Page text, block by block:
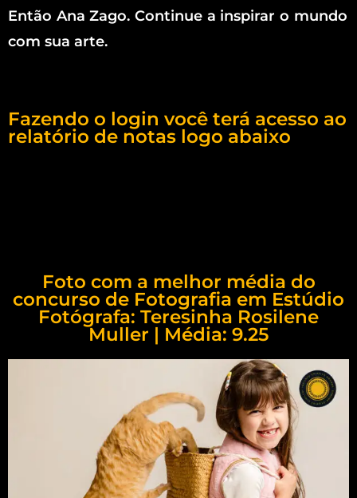
Então Ana Zago. Continue a inspirar o mundo
com sua arte.
Fazendo o login você terá acesso ao
relatório de notas logo abaixo
Foto com a melhor média do
concurso de Fotografia em Estúdio
Fotógrafa: Teresinha Rosilene
Muller | Média: 9.25